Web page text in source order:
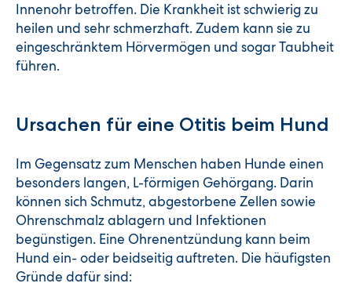
Innenohr betroffen. Die Krankheit ist schwierig zu
heilen und sehr schmerzhaft. Zudem kann sie zu
eingeschränktem Hörvermögen und sogar Taubheit
führen.
Ursachen für eine Otitis beim Hund
Im Gegensatz zum Menschen haben Hunde einen
besonders langen, L-förmigen Gehörgang. Darin
können sich Schmutz, abgestorbene Zellen sowie
Ohrenschmalz ablagern und Infektionen
begünstigen. Eine Ohrenentzündung kann beim
Hund ein- oder beidseitig auftreten. Die häufigsten
Gründe dafür sind: